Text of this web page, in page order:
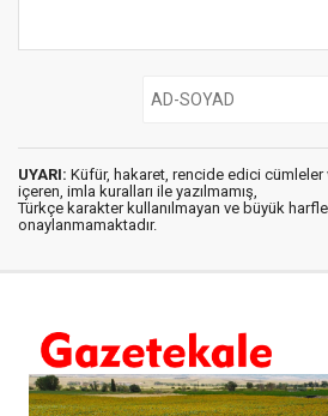
UYARI: Küfür, hakaret, rencide edici cümleler
içeren, imla kuralları ile yazılmamış,
Türkçe karakter kullanılmayan ve büyük
onaylanmamaktadır.